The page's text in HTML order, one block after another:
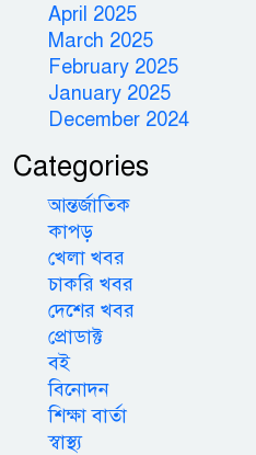
April 2025
March 2025
February 2025
January 2025
December 2024
Categories
আন্তর্জাতিক
কাপড়
খেলা খবর
চাকরি খবর
দেশের খবর
প্রোডাক্ট
বই
বিনোদন
শিক্ষা বার্তা
স্বাস্থ্য